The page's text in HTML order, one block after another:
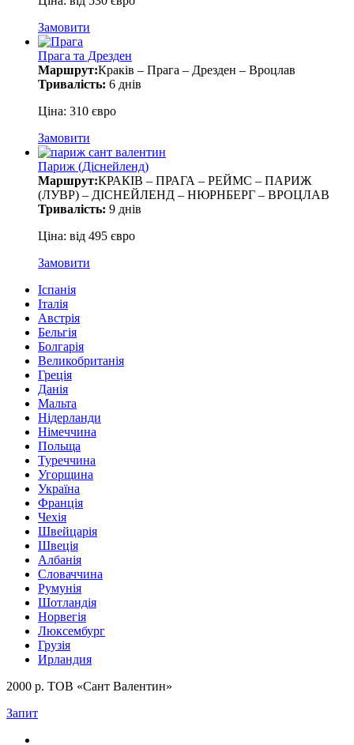
Замовити
Прага та Дрезден
Маршрут:Краків – Прага – Дрезден – Вроцлав
Тривалість: 6 днів
Ціна: 310 євро
Замовити
Париж (Діснейленд)
Маршрут:КРАКІВ – ПРАГА – РЕЙМС – ПАРИЖ
(ЛУВР) – ДІСНЕЙЛЕНД – НЮРНБЕРГ – ВРОЦЛАВ
Тривалість: 9 днів
Ціна: від 495 євро
Замовити
Іспанія
Італія
Австрія
Бельгія
Болгарія
Великобританія
Греція
Данія
Мальта
Нідерланди
Німеччина
Польща
Туреччина
Угорщина
Україна
Франція
Чехія
Швейцарія
Швеція
Албанія
Словаччина
Румунія
Шотландія
Норвегія
Люксембург
Грузія
Ирландия
2000 р. ТОВ «Сант Валентин»
Запит